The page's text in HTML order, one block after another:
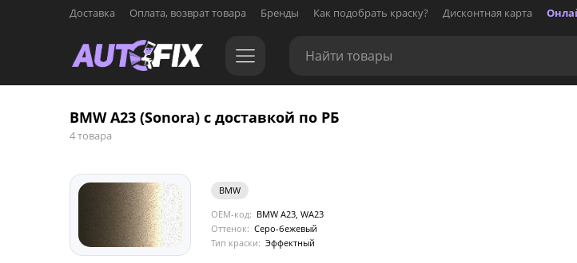
Доставка Оплата, возврат товара Бренды Как подобрать краску? Дисконтная карта
BMW A23 (Sonora) с доставкой по РБ
4 товара
BMW
OEM-код: BMW A23, WA23
Оттенок: Серо-бежевый
Тип краски: Эффектный